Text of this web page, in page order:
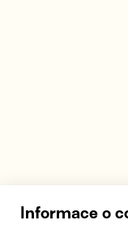
Informace o